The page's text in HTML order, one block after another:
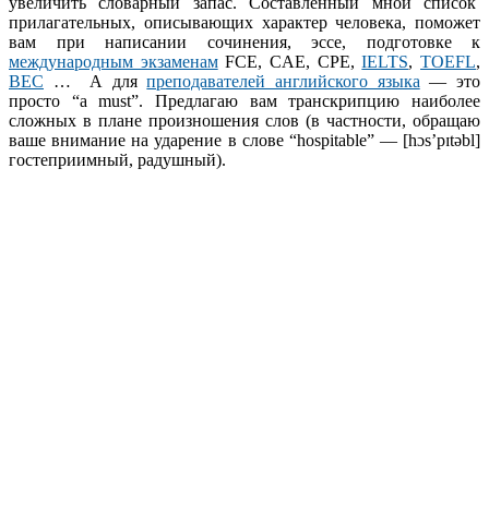
прилагательных, описывающих характер человека, поможет
вам при написании сочинения, эссе, подготовке к
международным экзаменамFCE, CAE, CPE,IELTS,TOEFL,
BEC … А дляпреподавателей английского языка — это
просто “a must”. Предлагаю вам транскрипцию наиболее
сложных в плане произношения слов (в частности, обращаю
ваше внимание на ударение в слове “hospitable” — [hɔs’pɪtəbl]
гостеприимный, радушный).